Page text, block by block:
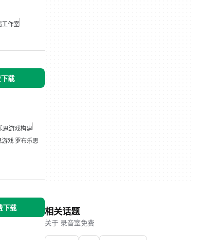
工作室
载
思游戏构建
游戏 罗布乐思
下载 相关话题
关于 录音室免费